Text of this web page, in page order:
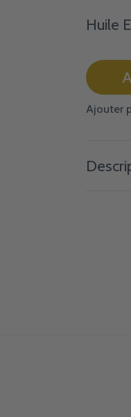
Huile
Ajouter